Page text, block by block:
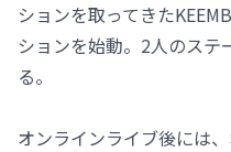
ションを取ってきた
ションを始動。2人のステ
る。
オンラインライブ後には